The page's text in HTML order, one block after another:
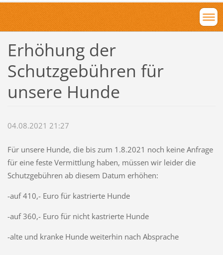
Erhöhung der
Schutzgebühren für
unsere Hunde
04.08.2021 21:27
Für unsere Hunde, die bis zum 1.8.2021 noch keine Anfrage
für eine feste Vermittlung haben, müssen wir leider die
Schutzgebühren ab diesem Datum erhöhen:
-auf 410,- Euro für kastrierte Hunde
-auf 360,- Euro für nicht kastrierte Hunde
-alte und kranke Hunde weiterhin nach Absprache